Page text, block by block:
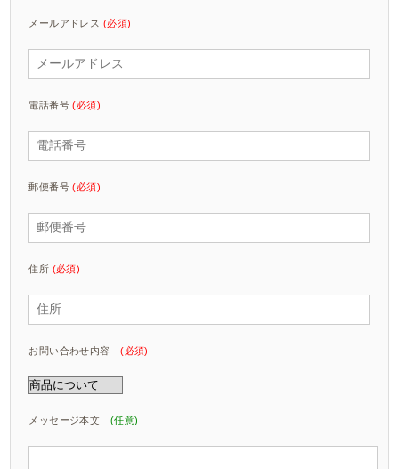
メールアドレス (必須)
電話番号(必須)
郵便番号(必須)
住所 (必須)
お問い合わせ内容(必須)
メッセージ本文 (任意)